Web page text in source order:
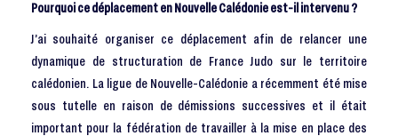
Pourquoi ce déplacement en Nouvelle Calédonie est-il intervenu ?
J’ai souhaité organiser ce déplacement afin de relancer une
dynamique de structuration de France Judo sur le territoire
calédonien. La ligue de Nouvelle-Calédonie a récemment été mise
sous tutelle en raison de démissions successives et il était
important pour la fédération de travailler à la mise en place des